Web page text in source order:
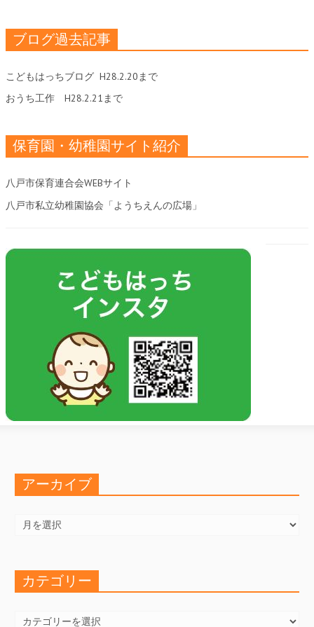
ブログ過去記事
こどもはっちブログ H28.2.20まで
おうち工作 H28.2.21まで
保育園・幼稚園サイト紹介
八戸市保育連合会WEBサイト
八戸市私立幼稚園協会「ようちえんの広場」
アーカイブ
カ
カテゴリー